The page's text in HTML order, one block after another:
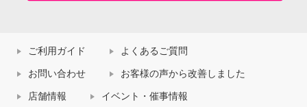
ご利用ガイド よくあるご質問
お問い合わせ お客様の声から改善しました
店舗情報 イベント・催事情報